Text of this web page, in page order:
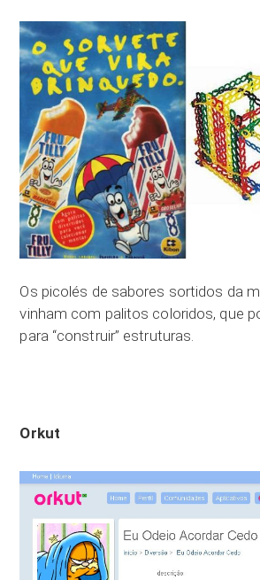
Os picolés de sabores sortidos da
vinham com palitos coloridos, que
para “construir” estruturas.
Orkut